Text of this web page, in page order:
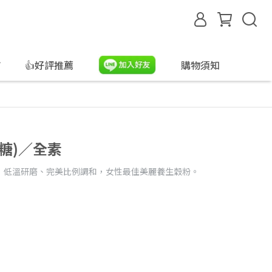
👍好評推薦 購物須知
)／全素
溫研磨、完美比例調和，女性最佳美麗養生穀粉。